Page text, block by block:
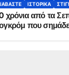
ΙΣΤΟΡΙΚΆ
χρόνια από τα
που